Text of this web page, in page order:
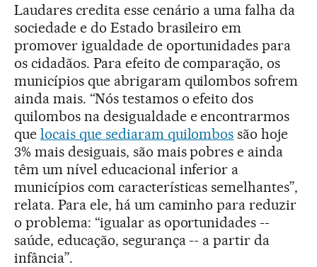
Laudares credita esse cenário a uma falha da
sociedade e do Estado brasileiro em
promover igualdade de oportunidades para
os cidadãos. Para efeito de comparação, os
municípios que abrigaram quilombos sofrem
ainda mais. “Nós testamos o efeito dos
quilombos na desigualdade e encontrarmos
que locais que sediaram quilombos são hoje
3% mais desiguais, são mais pobres e ainda
têm um nível educacional inferior a
municípios com características semelhantes”,
relata. Para ele, há um caminho para reduzir
o problema: “igualar as oportunidades --
saúde, educação, segurança -- a partir da
infância”.